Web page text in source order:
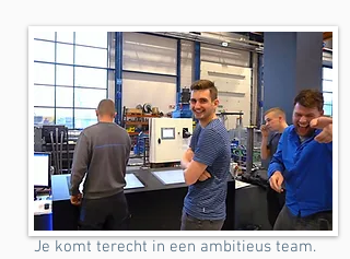
Je komt terecht in een ambitieus team.